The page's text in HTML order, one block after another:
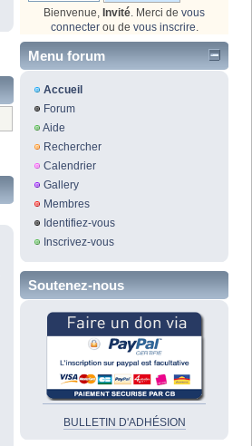
Bienvenue, Invité . Merci de vous
connecterou de vous inscrire
Menu forum
Accueil
Forum
Aide
Rechercher
Calendrier
Gallery
Membres
Identifiez-vous
Inscrivez-vous
Soutenez-nous
BULLETIN D'ADHÉSION